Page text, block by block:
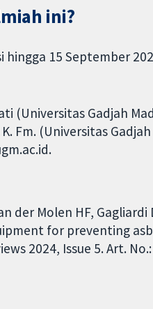
ini?
15 September
(Universitas Gadjah
Fm. (Universitas
der Molen HF, Gagliardi
for preventing
2024, Issue 5. Art. No.: